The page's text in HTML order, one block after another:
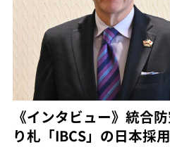
《インタビュー》統合
り札「IBCS」の日本採